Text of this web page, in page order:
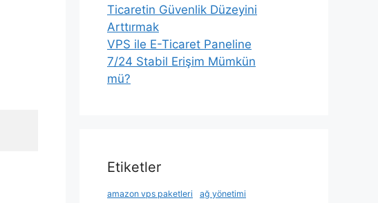
Ticaretin Güvenlik Düzeyini
Arttırmak
VPS ile E-Ticaret Paneline
7/24 Stabil Erişim Mümkün
mü?
Etiketler
amazon vps paketleri ağ yönetimi